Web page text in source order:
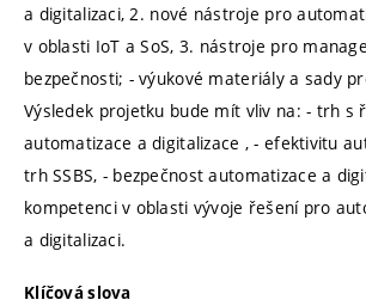
a digitalizaci, 2. nové nástroje pro
v oblasti IoT a SoS, 3. nástroje pro
bezpečnosti; - výukové materiály a sady
Výsledek projetku bude mít vliv na: - trh s
automatizace a digitalizace , - efektivitu
trh SSBS, - bezpečnost automatizace a
kompetenci v oblasti vývoje řešení pro
a digitalizaci.
Klíčová slova